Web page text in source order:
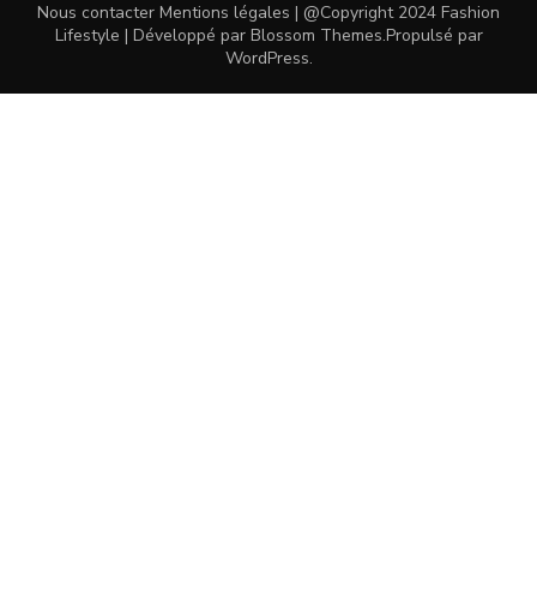
Nous contacter Mentions légales | @Copyright 2024 Fashion
Lifestyle | Développé par Blossom Themes.Propulsé par
WordPress.